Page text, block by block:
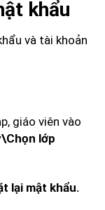
khẩu
và tài khoản
giáo viên vào
lớp
lại mật khẩu.